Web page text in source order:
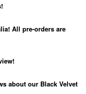
All pre-orders are
about our Black Velvet